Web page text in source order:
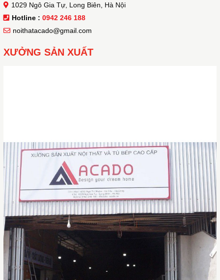
1029 Ngô Gia Tự, Long Biên, Hà Nội
Hotline : 0942 246 188
noithatacado@gmail.com
XƯỞNG SẢN XUẤT